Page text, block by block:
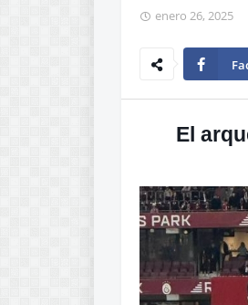
enero 26, 2025
El